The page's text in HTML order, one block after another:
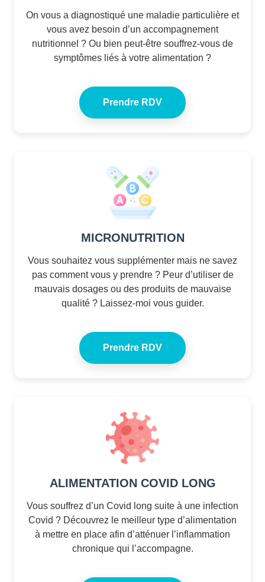
On vous a diagnostiqué une maladie particulière et
vous avez besoin d’un accompagnement
nutritionnel ? Ou bien peut-être souffrez-vous de
symptômes liés à votre alimentation ?
Prendre RDV
MICRONUTRITION
Vous souhaitez vous supplémenter mais ne savez
pas comment vous y prendre ? Peur d’utiliser de
mauvais dosages ou des produits de mauvaise
qualité ? Laissez-moi vous guider.
Prendre RDV
ALIMENTATION COVID LONG
Vous souffrez d’un Covid long suite à une infection
Covid ? Découvrez le meilleur type d’alimentation
à mettre en place afin d’atténuer l’inflammation
chronique qui l’accompagne.